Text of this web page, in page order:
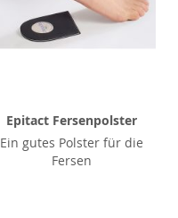
Epitact Fersenpolster
Ein gutes Polster für die
Fersen